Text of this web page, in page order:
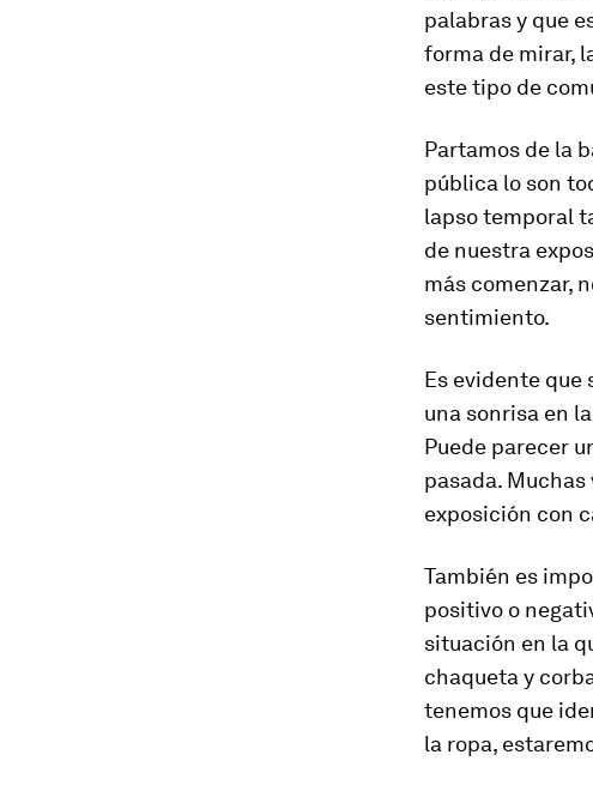
palabras y que
forma de mirar,
este tipo de
Partamos de la
pública lo son
lapso temporal
de nuestra
más comenzar,
sentimiento.
Es evidente que
una sonrisa en
Puede parecer
pasada.
exposición con
También es
positivo o
situación en la
chaqueta y
tenemos que
la ropa,